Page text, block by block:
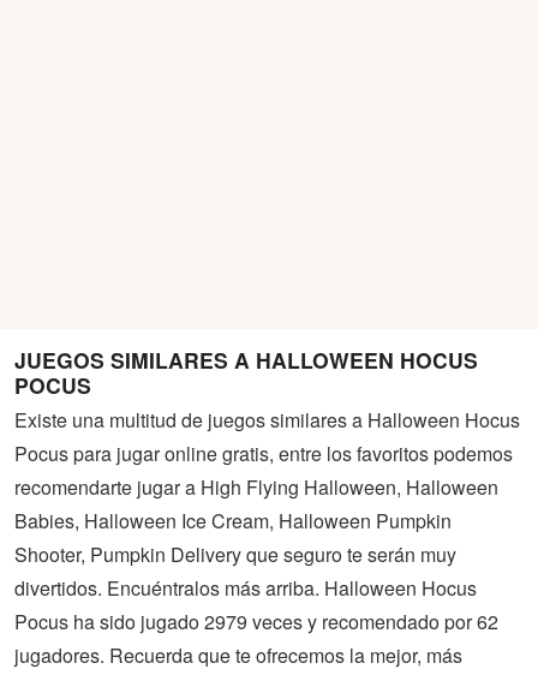
JUEGOS SIMILARES A HALLOWEEN HOCUS
POCUS
Existe una multitud de juegos similares a Halloween Hocus
Pocus para jugar online gratis, entre los favoritos podemos
recomendarte jugar a High Flying Halloween, Halloween
Babies, Halloween Ice Cream, Halloween Pumpkin
Shooter, Pumpkin Delivery que seguro te serán muy
divertidos. Encuéntralos más arriba. Halloween Hocus
Pocus ha sido jugado 2979 veces y recomendado por 62
jugadores. Recuerda que te ofrecemos la mejor, más